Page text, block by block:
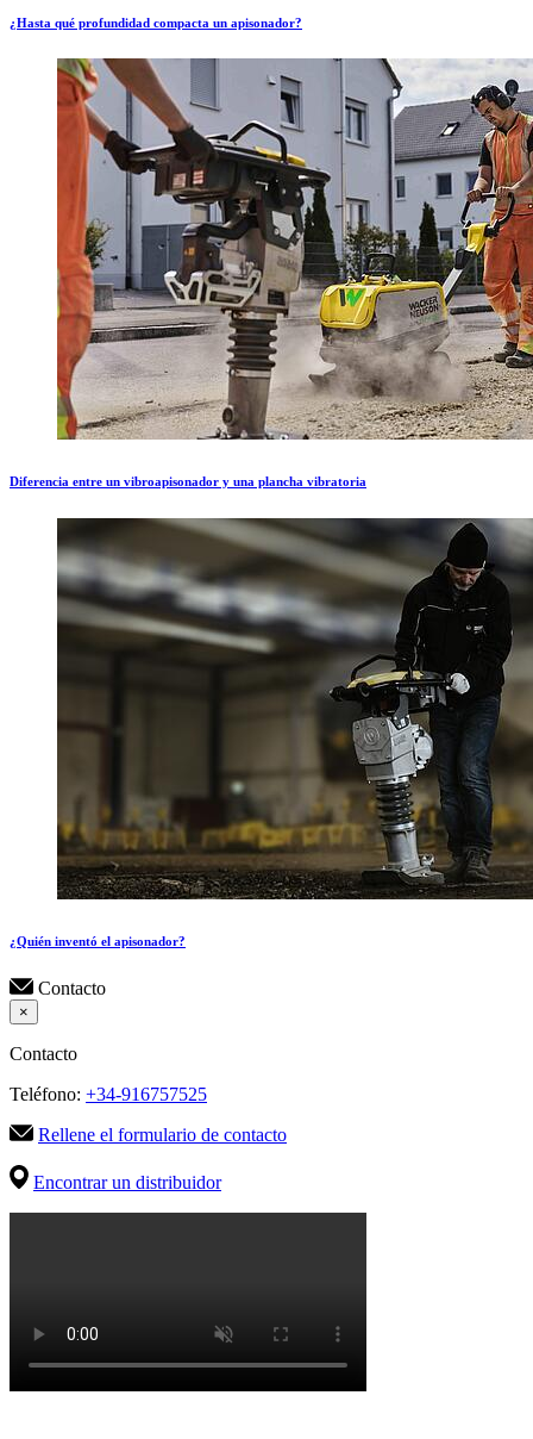
¿Hasta qué profundidad compacta un apisonador?
Diferencia entre un vibroapisonador y una plancha vibratoria
¿Quién inventó el apisonador?
Contacto
×
Contacto
Teléfono: +34-916757525
Rellene el formulario de contacto
Encontrar un distribuidor